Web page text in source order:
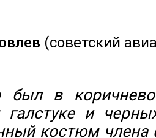
(советский
был в
галстуке и
костюм члена